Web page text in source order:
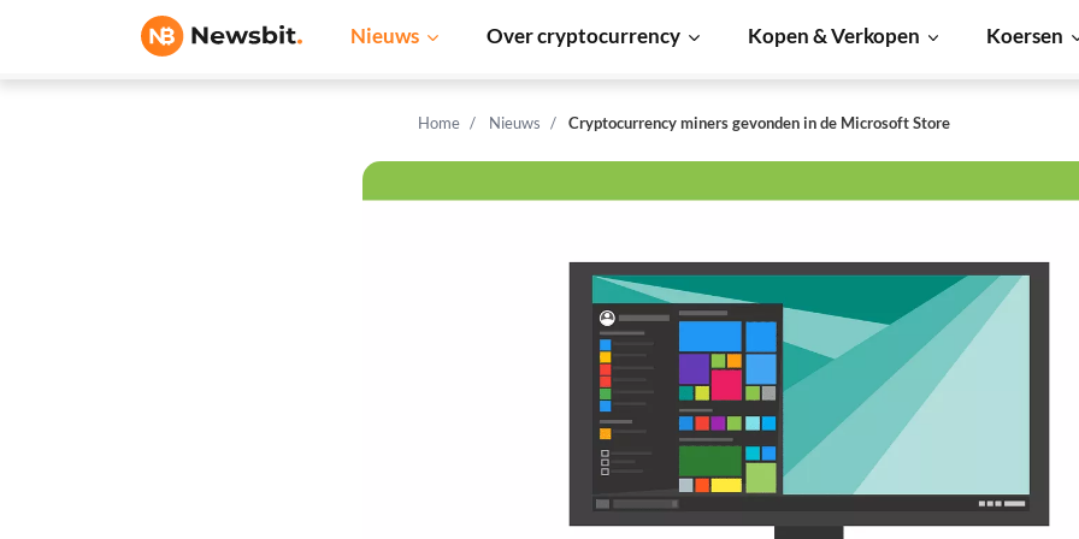
Nieuws Over cryptocurrency Kopen & Verkopen Koersen
Home Nieuws Cryptocurrency miners gevonden in de Microsoft Store